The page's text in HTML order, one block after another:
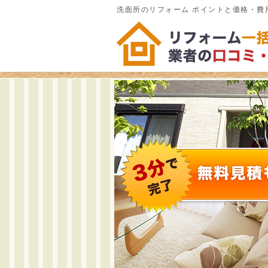
洗面所のリフォーム ポイントと価格・費